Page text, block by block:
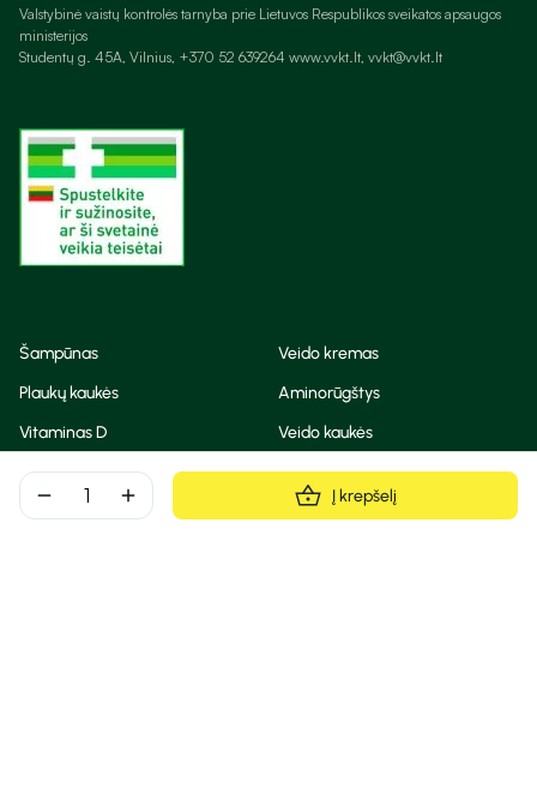
remove add Į krepšelį
Valstybinė vaistų kontrolės tarnyba prie Lietuvos Respublikos sveikatos apsaugos
ministerijos
Studentų g. 45A, Vilnius, +370 52 639264 www.vvkt.lt, vvkt@vvkt.lt
Šampūnas
Veido kremas
Plaukų kaukės
Aminorūgštys
Vitaminas D
Veido kaukės
Korėjietiška kosmetika
Eteriniai aliejai
Dezodorantas
BB ir CC kremas